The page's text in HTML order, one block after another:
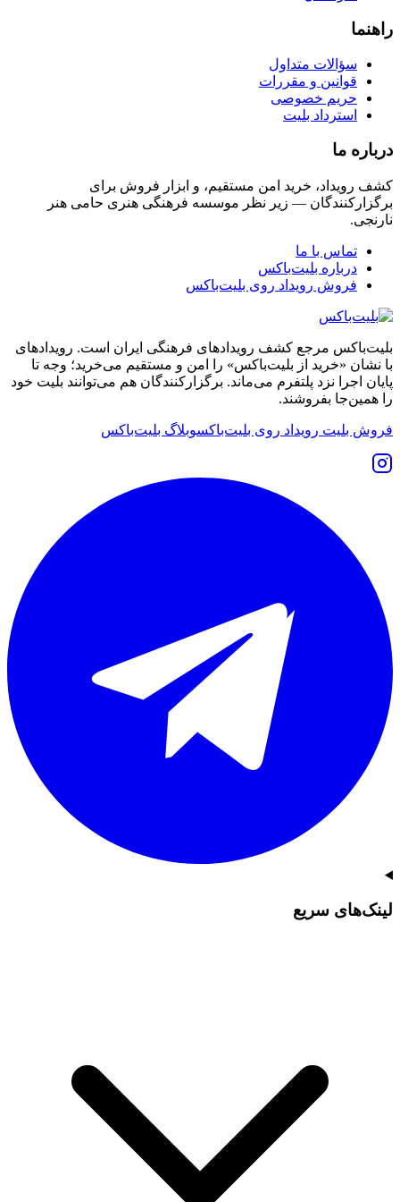
راهنما
سؤالات متداول
قوانین و مقررات
حریم خصوصی
استرداد بلیت
درباره ما
کشف رویداد، خرید امن مستقیم، و ابزار فروش برای
برگزارکنندگان — زیر نظر موسسه فرهنگی هنری حامی هنر
نارنجی.
تماس با ما
درباره بلیت‌باکس
فروش رویداد روی بلیت‌باکس
بلیت‌باکس مرجع کشف رویدادهای فرهنگی ایران است. رویدادهای
با نشان «خرید از بلیت‌باکس» را امن و مستقیم می‌خرید؛ وجه تا
پایان اجرا نزد پلتفرم می‌ماند. برگزارکنندگان هم می‌توانند بلیت خود
را همین‌جا بفروشند.
فروش بلیت رویداد روی بلیت‌باکسوبلاگ بلیت‌باکس
لینک‌های سریع